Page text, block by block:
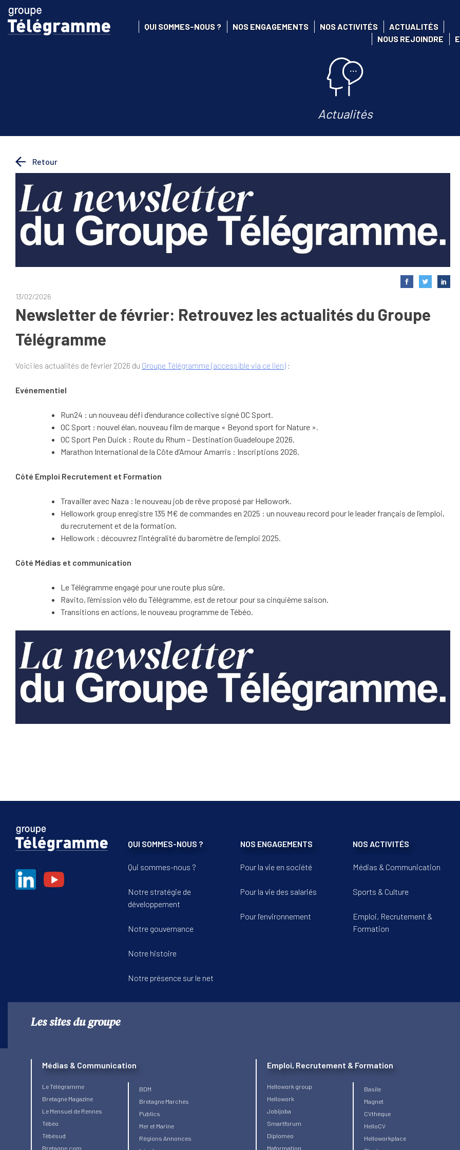
QUI SOMMES-NOUS ? NOS ENGAGEMENTS NOS ACTIVITÉS
ACTUALITÉS
NOUS REJOINDRE
Actualités
Retour
13/02/2026
Newsletter de février: Retrouvez les actualités du Groupe
Télégramme
Voici les actualités de février 2026 du Groupe Télégramme (accessible via ce lien) :
Evénementiel
Run24 : un nouveau défi d’endurance collective signé OC Sport.
OC Sport : nouvel élan, nouveau film de marque « Beyond sport for Nature ».
OC Sport Pen Duick : Route du Rhum – Destination Guadeloupe 2026.
Marathon International de la Côte d’Amour Amarris : Inscriptions 2026.
Côté Emploi Recrutement et Formation
Travailler avec Naza : le nouveau job de rêve proposé par Hellowork.
Hellowork group enregistre 135 M€ de commandes en 2025 : un nouveau record pour le leader français de l’emploi,
du recrutement et de la formation.
Hellowork : découvrez l’intégralité du baromètre de l’emploi 2025.
Côté Médias et communication
Le Télégramme engagé pour une route plus sûre.
Ravito, l’émission vélo du Télégramme, est de retour pour sa cinquième saison.
Transitions en actions, le nouveau programme de Tébéo.
QUI SOMMES-NOUS ?
Qui sommes-nous ?
Notre stratégie de
développement
Notre gouvernance
Notre histoire
Notre présence sur le net
NOS ENGAGEMENTS
Pour la vie en société
Pour la vie des salariés
Pour l’environnement
NOS ACTIVITÉS
Médias & Communication
Sports & Culture
Emploi, Recrutement &
Formation
Les sites du groupe
Médias & Communication
Le Télégramme
Bretagne Magazine
Le Mensuel de Rennes
Tébéo
Tébésud
Bretagne.com
BDM
Bretagne Marchés
Publics
Mer et Marine
Régions Annonces
Emploi, Recrutement & Formation
Hellowork group
Hellowork
Jobijoba
Smartforum
Diplomeo
Maformation
Basile
Magnet
CVthèque
HelloCV
Helloworkplace